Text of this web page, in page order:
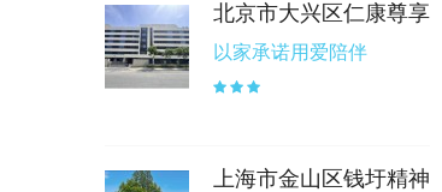
北京市大兴区仁康尊享
以家承诺用爱陪伴
上海市金山区钱圩精神